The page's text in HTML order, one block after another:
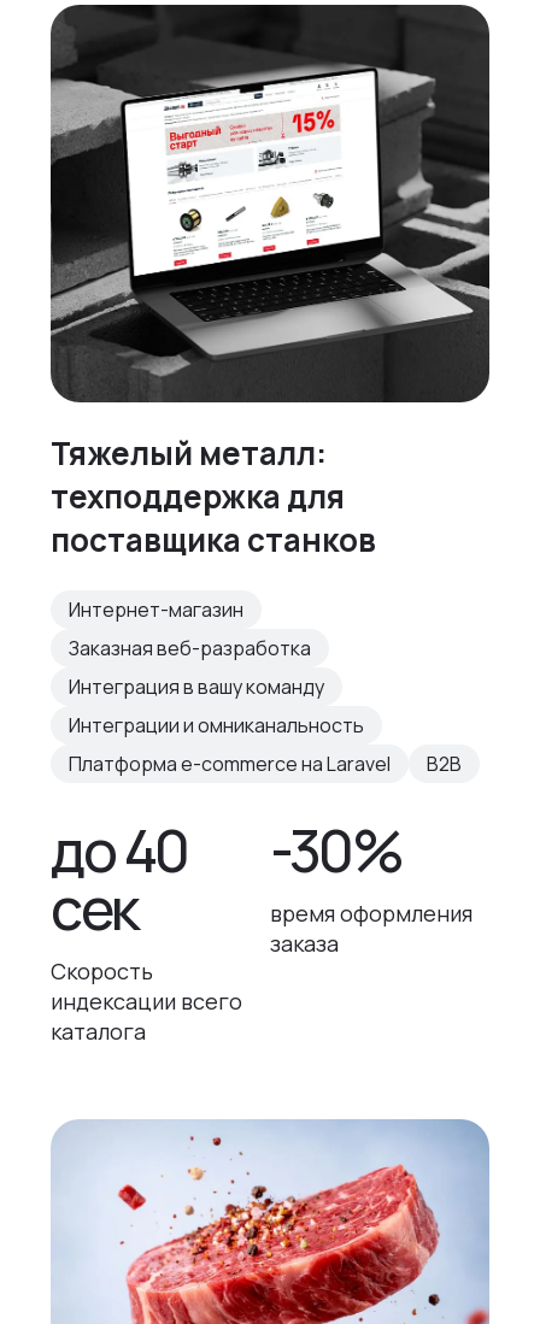
Тяжелый металл:
техподдержка для
поставщика станков
Интернет-магазин
Заказная веб-разработка
Интеграция в вашу команду
Интеграции и омниканальность
Платформа e-commerce на Laravel
B2B
до 40
сек
Скорость
индексации всего
каталога
-30%
время оформления
заказа